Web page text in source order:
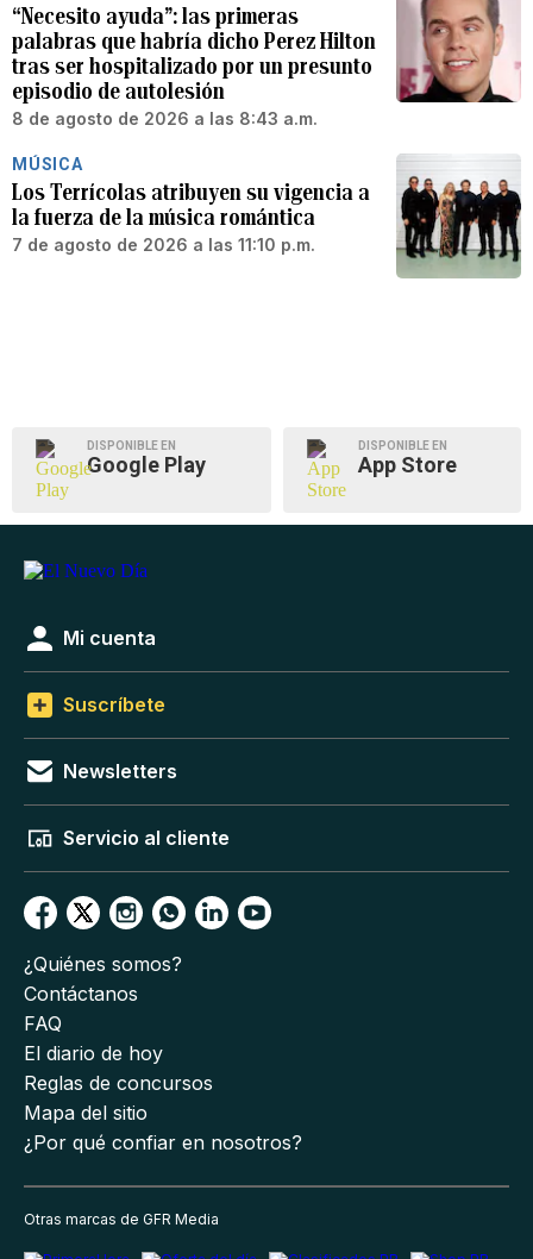
“Necesito ayuda”: las primeras
palabras que habría dicho Perez Hilton
tras ser hospitalizado por un presunto
episodio de autolesión
8 de agosto de 2026 a las 8:43 a.m.
MÚSICA
Los Terrícolas atribuyen su vigencia a
la fuerza de la música romántica
7 de agosto de 2026 a las 11:10 p.m.
DISPONIBLE EN
Google Play
DISPONIBLE EN
App Store
Mi cuenta
Suscríbete
Newsletters
Servicio al cliente
¿Quiénes somos?
Contáctanos
FAQ
El diario de hoy
Reglas de concursos
Mapa del sitio
¿Por qué confiar en nosotros?
Otras marcas de GFR Media